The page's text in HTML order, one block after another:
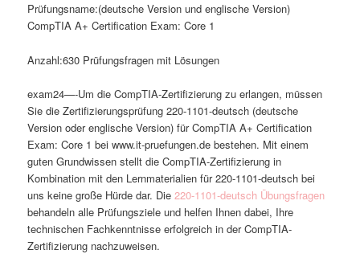
Prüfungsname:(deutsche Version und englische Version)
CompTIA A+ Certification Exam: Core 1
Anzahl:630 Prüfungsfragen mit Lösungen
exam24—-Um die CompTIA-Zertifizierung zu erlangen, müssen
Sie die Zertifizierungsprüfung 220-1101-deutsch (deutsche
Version oder englische Version) für CompTIA A+ Certification
Exam: Core 1 bei www.it-pruefungen.de bestehen. Mit einem
guten Grundwissen stellt die CompTIA-Zertifizierung in
Kombination mit den Lernmaterialien für 220-1101-deutsch bei
uns keine große Hürde dar. Die220-1101-deutsch Übungsfragen
behandeln alle Prüfungsziele und helfen Ihnen dabei, Ihre
technischen Fachkenntnisse erfolgreich in der CompTIA-
Zertifizierung nachzuweisen.